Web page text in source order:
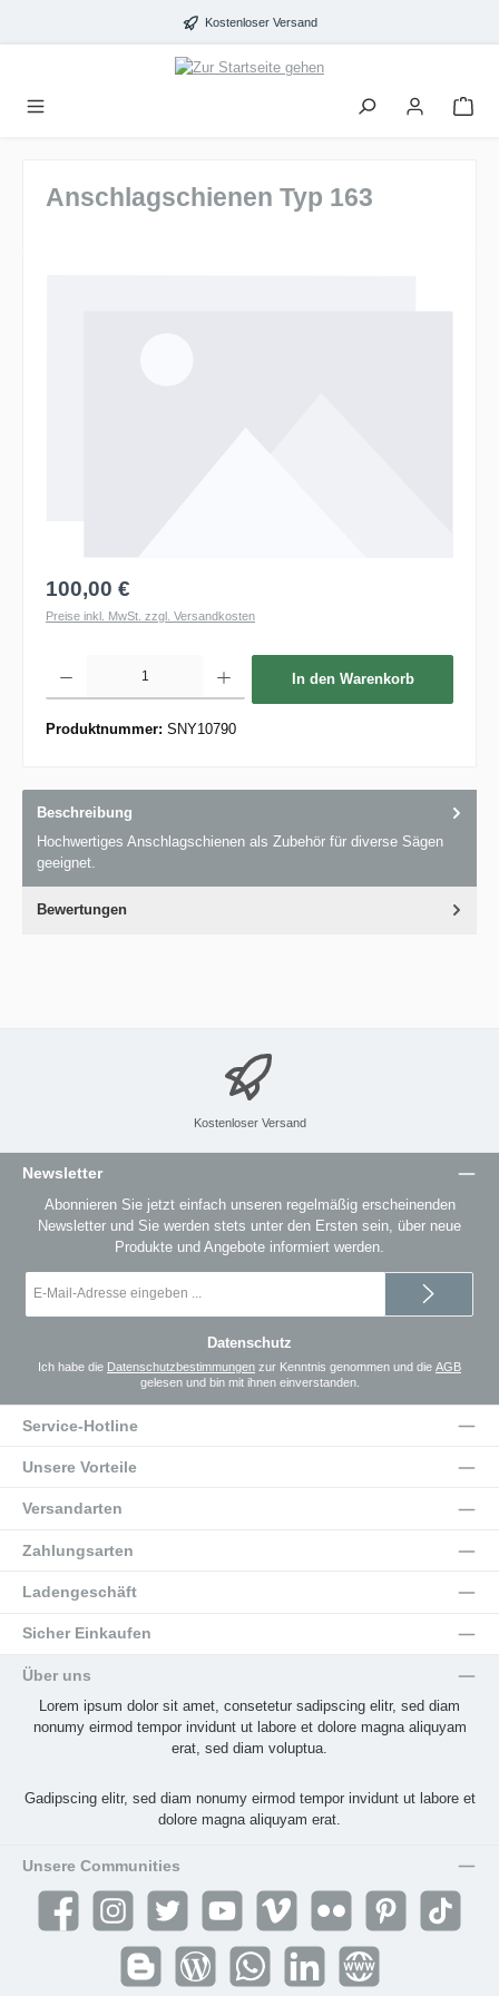
Kostenloser Versand
Anschlagschienen Typ 163
100,00 €
Preise inkl. MwSt. zzgl. Versandkosten
In den Warenkorb
Produktnummer: SNY10790
Beschreibung
Hochwertiges Anschlagschienen als Zubehör für diverse Sägen
geeignet.
Bewertungen
Kostenloser Versand
Newsletter
Abonnieren Sie jetzt einfach unseren regelmäßig erscheinenden
Newsletter und Sie werden stets unter den Ersten sein, über neue
Produkte und Angebote informiert werden.
Mail-
Datenschutz
Ich habe die Datenschutzbestimmungen zur Kenntnis genommen und die AGB
gelesen und bin mit ihnen einverstanden.
Service-Hotline
Unsere Vorteile
Versandarten
Zahlungsarten
Ladengeschäft
Sicher Einkaufen
Über uns
Lorem ipsum dolor sit amet, consetetur sadipscing elitr, sed diam
nonumy eirmod tempor invidunt ut labore et dolore magna aliquyam
erat, sed diam voluptua.
Gadipscing elitr, sed diam nonumy eirmod tempor invidunt ut labore et
dolore magna aliquyam erat.
Unsere Communities
Facebook Instagram Twitter YouTube Vimeo Flickr Pinterest TikTok
Blogger Blog WhatsApp Website